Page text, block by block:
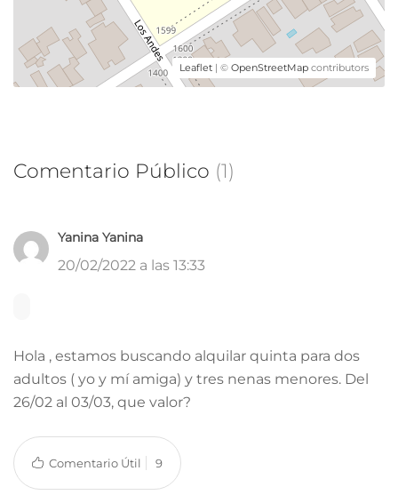
Leaflet | © OpenStreetMap contributors
Comentario Público (1)
Yanina Yanina
20/02/2022 a las 13:33
Hola , estamos buscando alquilar quinta para dos
adultos ( yo y mí amiga) y tres nenas menores. Del
26/02 al 03/03, que valor?
Comentario Útil 9